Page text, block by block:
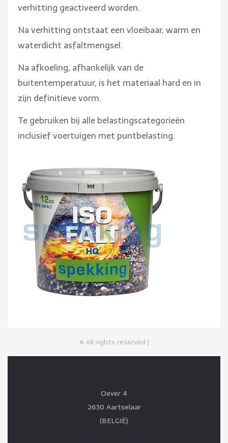
verhitting geactiveerd worden.
Na verhitting ontstaat een vloeibaar, warm en
waterdicht asfaltmengsel.
Na afkoeling, afhankelijk van de
buitentemperatuur, is het materiaal hard en in
zijn definitieve vorm.
Te gebruiken bij alle belastingscategorieën
inclusief voertuigen met puntbelasting.
© All rights reserved |
Oever 4
2630 Aartselaar
(BELGIË)